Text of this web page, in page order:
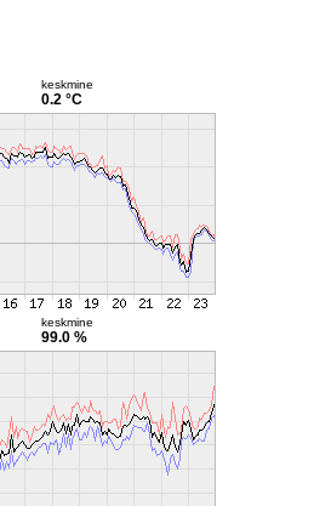
keskmine
0.2 °C
keskmine
99.0 %